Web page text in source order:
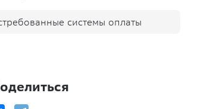
системы оплаты